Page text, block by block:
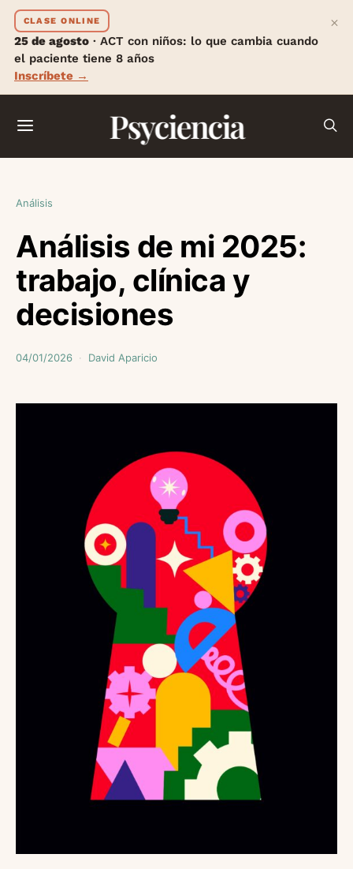
CLASE ONLINE
25 de agosto · ACT con niños: lo que cambia cuando
el paciente tiene 8 años
Inscríbete →
×
Psyciencia
Análisis
Análisis de mi 2025:
trabajo, clínica y
decisiones
04/01/2026 David Aparicio